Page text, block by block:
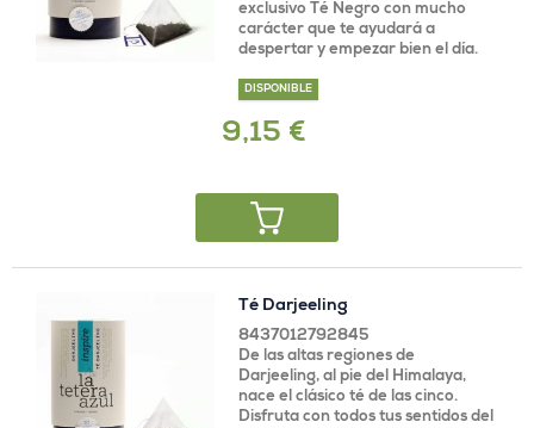
exclusivo Té Negro con mucho
carácter que te ayudará a
despertar y empezar bien el día.
DISPONIBLE
9,15 €
Té Darjeeling
8437012792845
De las altas regiones de
Darjeeling, al pie del Himalaya,
nace el clásico té de las cinco.
Disfruta con todos tus sentidos del